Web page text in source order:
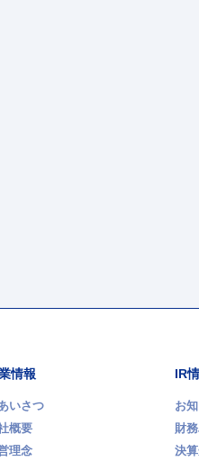
情報
いさつ
概要
理念
IR
お
財
決